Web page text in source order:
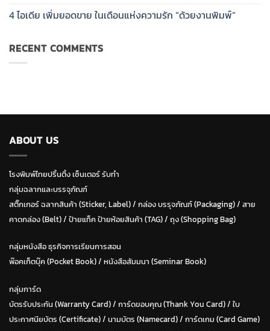
4 ไอเดีย เพิ่มยอดขาย ในเดือนแห่งความรัก “ด้วยงานพิมพ์”
RECENT COMMENTS
ABOUT US
โรงพิมพ์ไทยปริ้นติ้ง เซ็นเตอร์ รับทำ
กลุ่มฉลากและบรรจุภัณฑ์
สติ๊กเกอร์ ฉลากสินค้า (Sticker, Label)/ กล่อง บรรุจภัณฑ์ (Packaging)/ สาย
คาดกล่อง (Belt)/ ป้ายแท็ค ป้ายห้อยสินค้า (TAG)/ ถุง (Shopping Bag)
กลุ่มหนังสือ ธุรกิจการเรียนการสอน
พ๊อคเก็ตบุ๊ค (Pocket Book)/ หนังสือสัมมนา (Seminar Book)
กลุ่มการ์ด
บัตรรับประกัน (Warranty Card)/ การ์ดขอบคุณ (Thank You Card)/ ใบ
ประกาศนียบัตร (Certificate)/ นามบัตร (Namecard)/ การ์ดเกม (Card Game)